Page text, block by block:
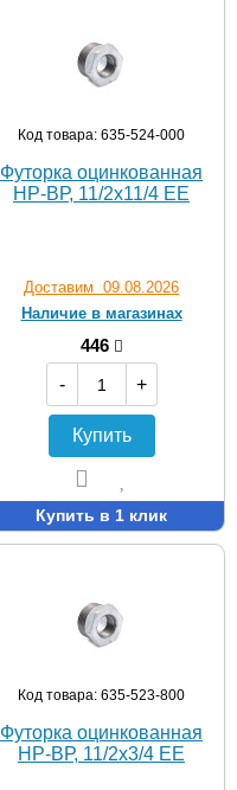
Код товара: 635-524-000
Футорка оцинкованная
НР-ВР, 11/2х11/4 EE
Доставим 09.08.2026
Наличие в магазинах
446
-
+
Купить
Купить в 1 клик
Код товара: 635-523-800
Футорка оцинкованная
НР-ВР, 11/2х3/4 EE